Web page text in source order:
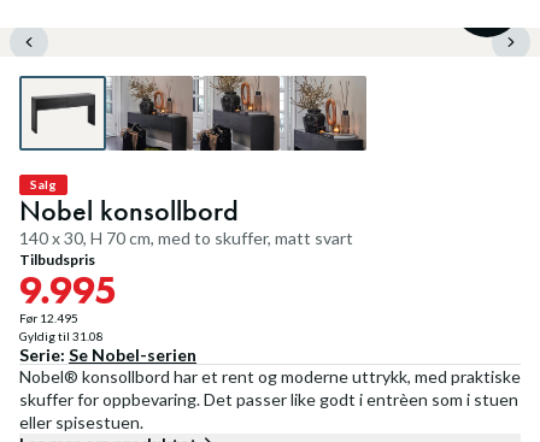
Salg
Nobel konsollbord
140 x 30, H 70 cm, med to skuffer, matt svart
Tilbudspris
9.995
Før 12.495
Gyldig til 31.08
Serie: Se Nobel-serien
Nobel® konsollbord har et rent og moderne uttrykk, med praktiske
skuffer for oppbevaring. Det passer like godt i entrèen som i stuen
eller spisestuen.